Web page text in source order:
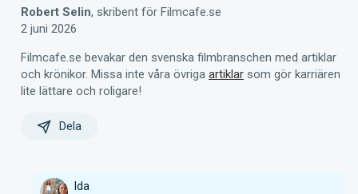
Robert Selin, skribent för Filmcafe.se
2 juni 2026
Filmcafe.se bevakar den svenska filmbranschen med artiklar
och krönikor. Missa inte våra övriga artiklar som gör karriären
lite lättare och roligare!
Dela
Ida